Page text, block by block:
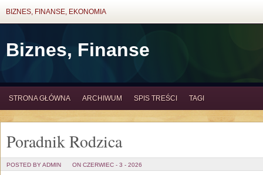
BIZNES, FINANSE, EKONOMIA
Biznes, Finanse
STRONA GŁÓWNA ARCHIWUM SPIS TREŚCI TAGI
Poradnik Rodzica
POSTED BY ADMIN ON CZERWIEC - 3 - 2026